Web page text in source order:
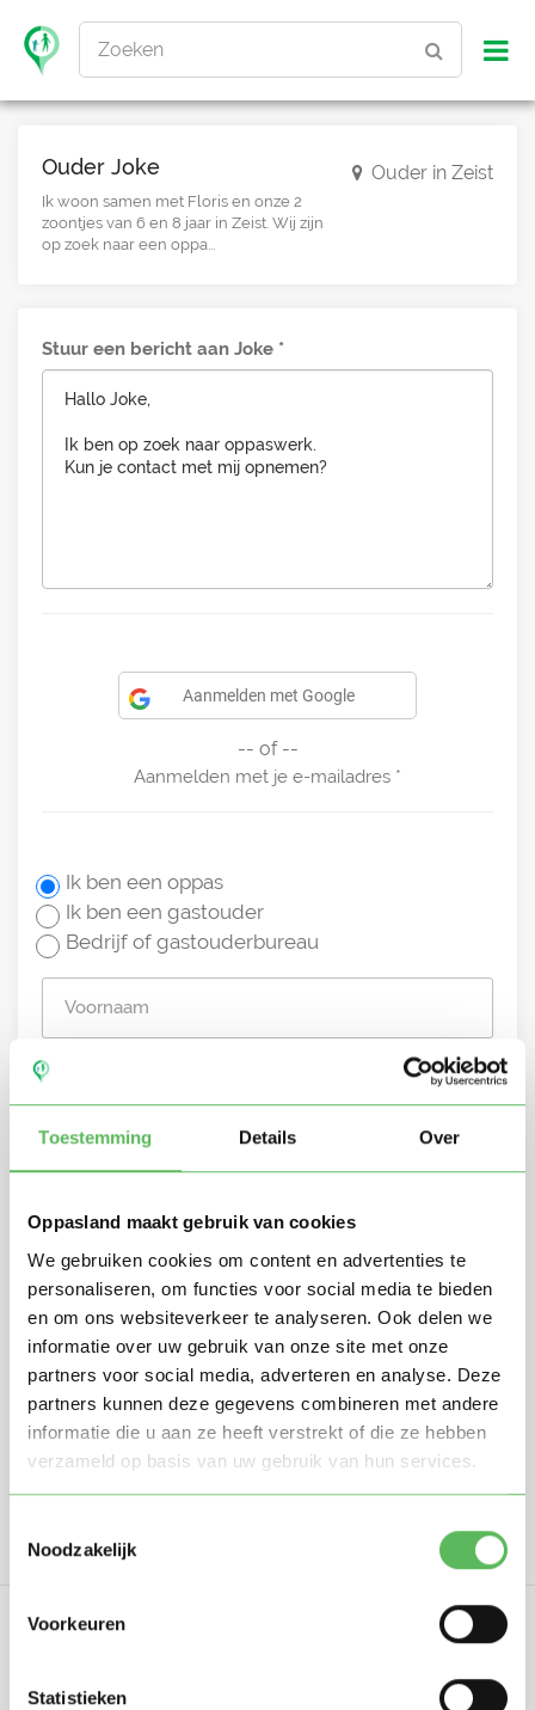
Toestemming Details Over
Oppasland maakt gebruik van cookies
We gebruiken cookies om content en advertenties te
personaliseren, om functies voor social media te bieden
en om ons websiteverkeer te analyseren. Ook delen we
informatie over uw gebruik van onze site met onze
partners voor social media, adverteren en analyse. Deze
partners kunnen deze gegevens combineren met andere
informatie die u aan ze heeft verstrekt of die ze hebben
verzameld op basis van uw gebruik van hun services.
Noodzakelijk
Voorkeuren
Statistieken
Zoeken
Ouder Joke
Ik woon samen met Floris en onze 2
zoontjes van 6 en 8 jaar in Zeist. Wij zijn
op zoek naar een oppa...
Ouder in Zeist
Stuur een bericht aan Joke
Aanmelden met Google
-- of --
Aanmelden met je e-mailadres
Ik ben een oppas
Ik ben een gastouder
Bedrijf of gastouderbureau
Stuur mij nieuwe profielen in mijn omgeving per
e-mail
Door te registreren ga je akkoord met de
Algemene
voorwaardenvan Oppasland.
Gratis aanmelden